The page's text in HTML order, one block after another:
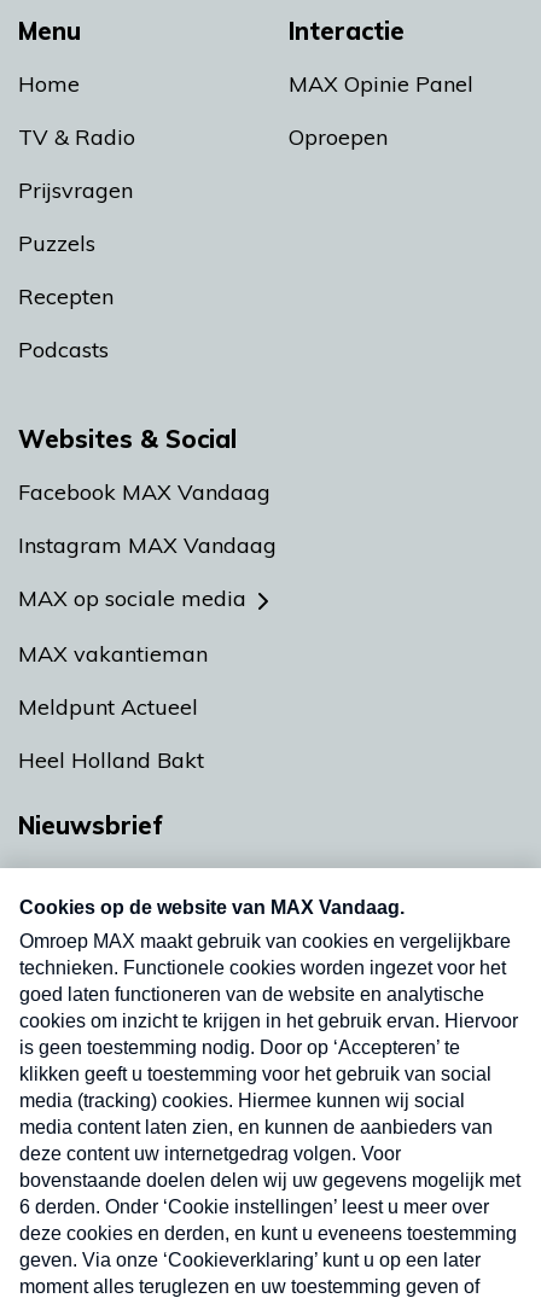
Menu
Home
TV & Radio
Prijsvragen
Puzzels
Recepten
Podcasts
Interactie
MAX Opinie Panel
Oproepen
Websites & Social
Facebook MAX Vandaag
Instagram MAX Vandaag
MAX op sociale media
MAX vakantieman
Meldpunt Actueel
Heel Holland Bakt
Nieuwsbrief
nieuwsbrief. Elke vrijdag- en dinsdagochtend in
uw mailbox.
Verzend
Nieuwsbrief
Neem hier een gratis abonnement op onze